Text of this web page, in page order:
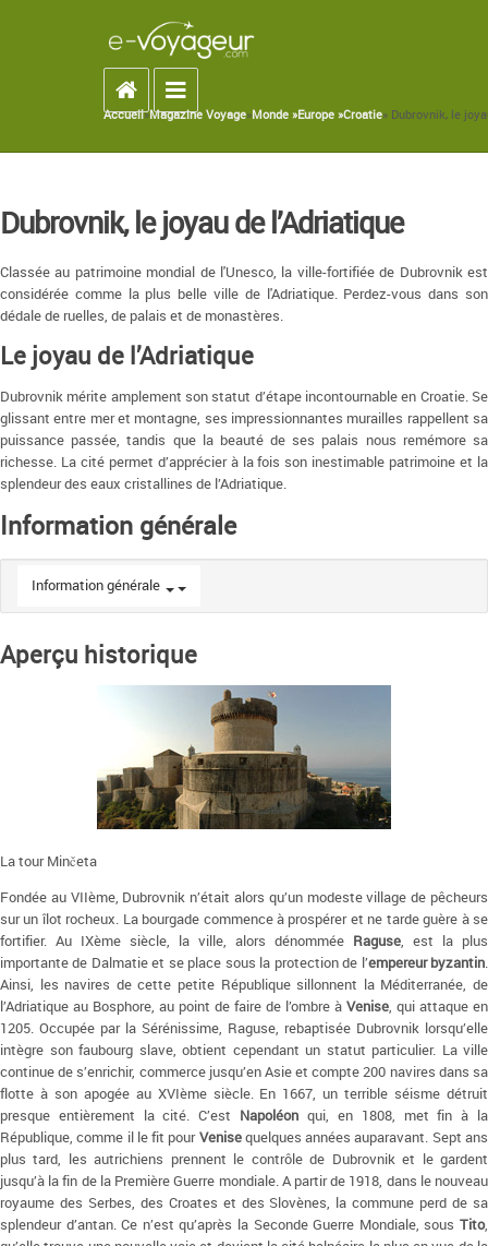
Accueil
Toggle navigation
Accueil»Magazine Voyage»Monde »Europe »Croatie» Dubrovnik, le
Dubrovnik, le joyau de l’Adriatique
Classée au patrimoine mondial de l'Unesco, la ville-fortifiée de Dubrovnik est
considérée comme la plus belle ville de l'Adriatique. Perdez-vous dans son
dédale de ruelles, de palais et de monastères.
Le joyau de l’Adriatique
Dubrovnik mérite amplement son statut d’étape incontournable en Croatie. Se
glissant entre mer et montagne, ses impressionnantes murailles rappellent sa
puissance passée, tandis que la beauté de ses palais nous remémore sa
richesse. La cité permet d’apprécier à la fois son inestimable patrimoine et la
splendeur des eaux cristallines de l’Adriatique.
Information générale
Information générale
Aperçu historique
La tour Minčeta
Fondée au VIIème, Dubrovnik n’était alors qu’un modeste village de pêcheurs
sur un îlot rocheux. La bourgade commence à prospérer et ne tarde guère à se
fortifier. Au IXème siècle, la ville, alors dénommée Raguse, est la plus
importante de Dalmatie et se place sous la protection de l’empereur byzantin.
Ainsi, les navires de cette petite République sillonnent la Méditerranée, de
l’Adriatique au Bosphore, au point de faire de l’ombre à Venise, qui attaque en
1205. Occupée par la Sérénissime, Raguse, rebaptisée Dubrovnik lorsqu’elle
intègre son faubourg slave, obtient cependant un statut particulier. La ville
continue de s’enrichir, commerce jusqu’en Asie et compte 200 navires dans sa
flotte à son apogée au XVIème siècle. En 1667, un terrible séisme détruit
presque entièrement la cité. C’est Napoléon qui, en 1808, met fin à la
République, comme il le fit pourVenisequelques années auparavant. Sept ans
plus tard, les autrichiens prennent le contrôle de Dubrovnik et le gardent
jusqu’à la fin de la Première Guerre mondiale. A partir de 1918, dans le nouveau
royaume des Serbes, des Croates et des Slovènes, la commune perd de sa
splendeur d’antan. Ce n’est qu’après la Seconde Guerre Mondiale, sous Tito,